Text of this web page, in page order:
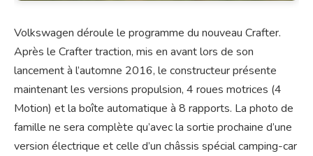
Volkswagen déroule le programme du nouveau Crafter.
Après le Crafter traction, mis en avant lors de son
lancement à l’automne 2016, le constructeur présente
maintenant les versions propulsion, 4 roues motrices (4
Motion) et la boîte automatique à 8 rapports. La photo de
famille ne sera complète qu’avec la sortie prochaine d’une
version électrique et celle d’un châssis spécial camping-car